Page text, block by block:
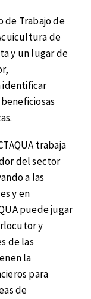
de Trabajo de
de
y un lugar de
identificar
trabaja
del sector
a las
y en
puede jugar
y
de las
la
para
de